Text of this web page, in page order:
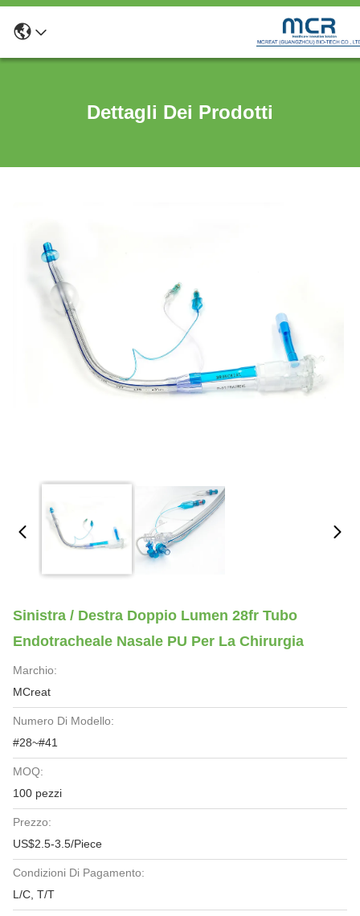
Dettagli Dei Prodotti
Sinistra / Destra Doppio Lumen 28fr Tubo
Endotracheale Nasale PU Per La Chirurgia
Marchio:
MCreat
Numero Di Modello:
#28~#41
MOQ:
100 pezzi
Prezzo:
US$2.5-3.5/Piece
Condizioni Di Pagamento:
L/C, T/T